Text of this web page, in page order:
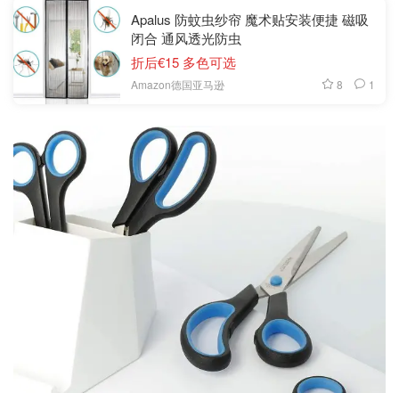
Apalus 防蚊虫纱帘 魔术贴安装便捷 磁吸
闭合 通风透光防虫
折后€15 多色可选
Amazon德国亚马逊 8 1